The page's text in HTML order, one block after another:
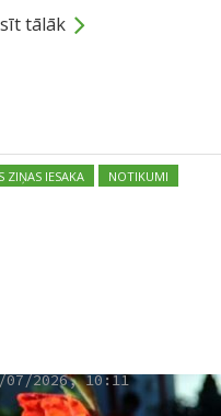
tālāk
in:
ZIŅAS IESAKA NOTIKUMI
07/2026, 10:11